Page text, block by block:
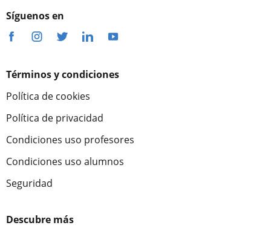
Síguenos en
Términos y condiciones
Política de cookies
Política de privacidad
Condiciones uso profesores
Condiciones uso alumnos
Seguridad
Descubre más